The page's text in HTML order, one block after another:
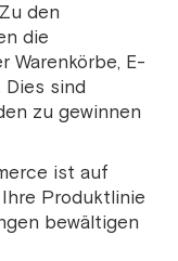
den
die
Warenkörbe, E-
sind
zu gewinnen
ist auf
Produktlinie
bewältigen